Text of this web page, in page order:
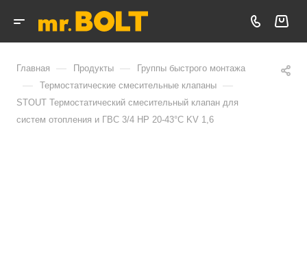
Главная — Продукты — Группы быстрого монтажа
— Термостатические смесительные клапаны —
STOUT Термостатический смесительный клапан для
систем отопления и ГВС 3/4 НР 20-43°С KV 1,6